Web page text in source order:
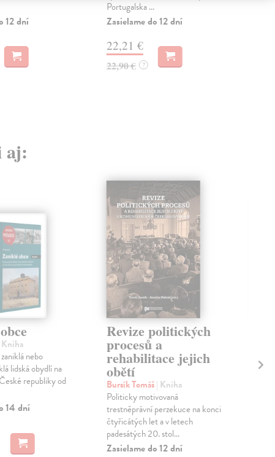
12 dní
Portugalska ...
Zasielame do 12 dní
22,21 €
22,90 € ?
aj:
Kniha
nebo
lidská obydlí na
republiky od
14 dní
Revize politických
procesů a
rehabilitace jejich
obětí
Bursík Tomáš| Kniha
Politicky motivovaná
trestněprávní perzekuce na konci
čtyřicátých let a v letech
padesátých 20. stol...
Zasielame do 12 dní